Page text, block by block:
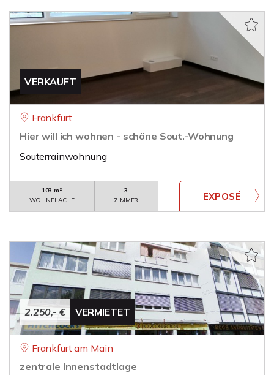
VERKAUFT
Frankfurt
Hier will ich wohnen - schöne Sout.-Wohnung
Souterrainwohnung
103 m²
WOHNFLÄCHE
3
ZIMMER
2.250,- € VERMIETET
Frankfurt am Main
zentrale Innenstadtlage